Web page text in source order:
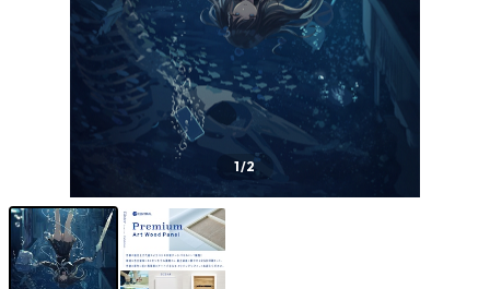
1/2